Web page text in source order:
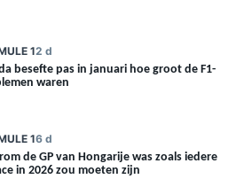
12 d
besefte pas in januari hoe groot de F1-
waren
16 d
de GP van Hongarije was zoals iedere
in 2026 zou moeten zijn